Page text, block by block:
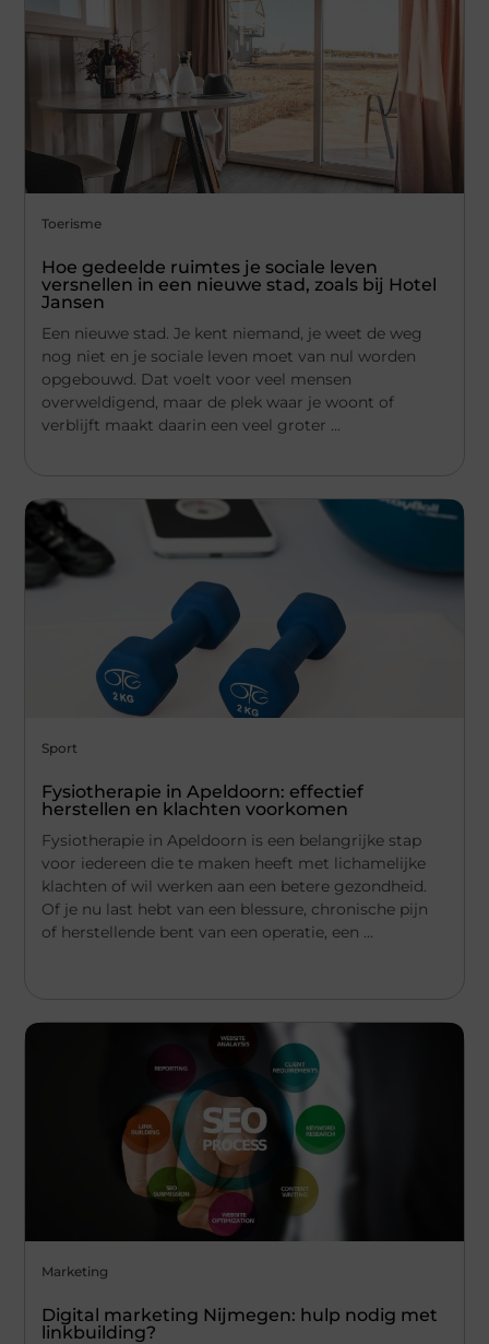
Toerisme
Hoe gedeelde ruimtes je sociale leven
versnellen in een nieuwe stad, zoals bij Hotel
Jansen
Een nieuwe stad. Je kent niemand, je weet de weg
nog niet en je sociale leven moet van nul worden
opgebouwd. Dat voelt voor veel mensen
overweldigend, maar de plek waar je woont of
verblijft maakt daarin een veel groter ...
Sport
Fysiotherapie in Apeldoorn: effectief
herstellen en klachten voorkomen
Fysiotherapie in Apeldoorn is een belangrijke stap
voor iedereen die te maken heeft met lichamelijke
klachten of wil werken aan een betere gezondheid.
Of je nu last hebt van een blessure, chronische pijn
of herstellende bent van een operatie, een ...
Marketing
Digital marketing Nijmegen: hulp nodig met
linkbuilding?